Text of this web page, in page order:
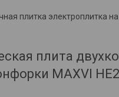
плитка электроплитка
плита
MAXVI